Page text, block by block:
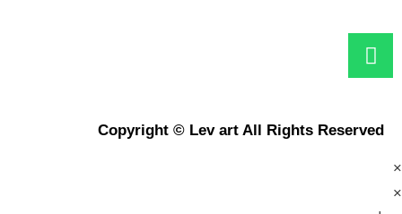
Copyright © Lev art All Rights Reserved
×
×